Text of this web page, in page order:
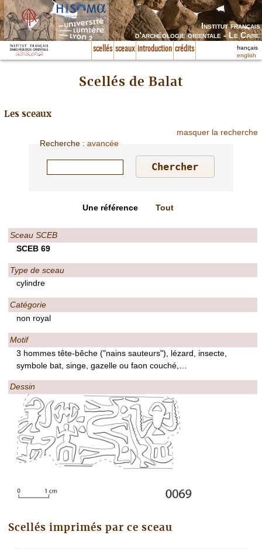
Institut français
d’archéologie orientale - Le Caire
scellés sceaux introduction crédits
français
english
Scellés de Balat
Les sceaux
masquer la recherche
Recherche :avancée
Une référence Tout
Sceau SCEB
SCEB 69
Type de sceau
cylindre
Catégorie
non royal
Motif
3 hommes tête-bêche ("nains sauteurs"), lézard, insecte,
symbole bat, singe, gazelle ou faon couché,…
Dessin
Scellés imprimés par ce sceau